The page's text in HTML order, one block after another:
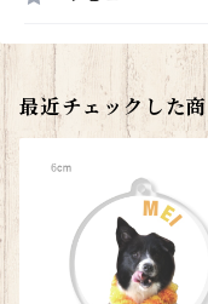
最近チェックした